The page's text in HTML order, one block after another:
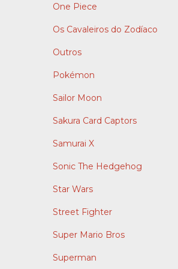
One Piece
Os Cavaleiros do Zodíaco
Outros
Pokémon
Sailor Moon
Sakura Card Captors
Samurai X
Sonic The Hedgehog
Star Wars
Street Fighter
Super Mario Bros
Superman